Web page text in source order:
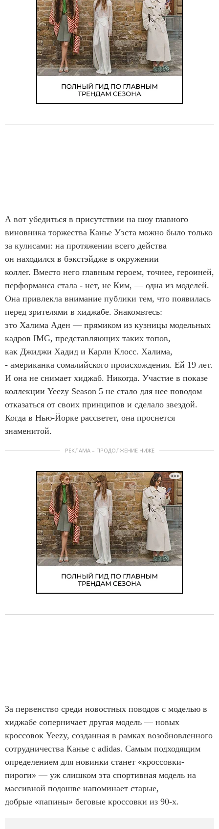
А вот убедиться в присутствии на шоу главного
виновника торжества Канье Уэста можно было только
за кулисами: на протяжении всего действа
он находился в бэкстэйдже в окружении
коллег. Вместо него главным героем, точнее, героиней,
перформанса стала - нет, не Ким, — одна из моделей.
Она привлекла внимание публики тем, что появилась
перед зрителями в хиджабе. Знакомьтесь:
это Халима Аден — прямиком из кузницы модельных
кадров IMG, представляющих таких топов,
как Джиджи Хадид и Карли Клосс. Халима,
- американка сомалийского происхождения. Ей 19 лет.
И она не снимает хиджаб. Никогда. Участие в показе
коллекции Yeezy Season 5 не стало для нее поводом
отказаться от своих принципов и сделало звездой.
Когда в Нью-Йорке рассветет, она проснется
знаменитой.
РЕКЛАМА – ПРОДОЛЖЕНИЕ НИЖЕ
За первенство среди новостных поводов с моделью в
хиджабе соперничает другая модель — новых
кроссовок Yeezy, созданная в рамках возобновленного
сотрудничества Канье с adidas. Самым подходящим
определением для новинки станет «кроссовки-
пироги» — уж слишком эта спортивная модель на
массивной подошве напоминает старые,
добрые «папины» беговые кроссовки из 90-х.